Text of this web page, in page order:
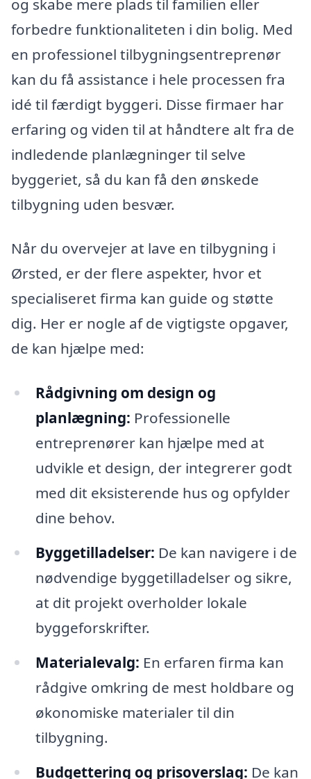
og skabe mere plads til familien eller
forbedre funktionaliteten i din bolig. Med
en professionel tilbygningsentreprenør
kan du få assistance i hele processen fra
idé til færdigt byggeri. Disse firmaer har
erfaring og viden til at håndtere alt fra de
indledende planlægninger til selve
byggeriet, så du kan få den ønskede
tilbygning uden besvær.
Når du overvejer at lave en tilbygning i
Ørsted, er der flere aspekter, hvor et
specialiseret firma kan guide og støtte
dig. Her er nogle af de vigtigste opgaver,
de kan hjælpe med:
Rådgivning om design og
planlægning: Professionelle
entreprenører kan hjælpe med at
udvikle et design, der integrerer godt
med dit eksisterende hus og opfylder
dine behov.
Byggetilladelser: De kan navigere i de
nødvendige byggetilladelser og sikre,
at dit projekt overholder lokale
byggeforskrifter.
Materialevalg: En erfaren firma kan
rådgive omkring de mest holdbare og
økonomiske materialer til din
tilbygning.
Budgettering og prisoverslag: De kan